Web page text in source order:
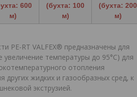
600
м)
(бухта: 100
м)
(бухта: 200
м)
PE-RT VALFEX® предназначены для
температуры до 95°С) для
отопления
жидких и газообразных сред, к
экструзией.